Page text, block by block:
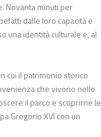
Novanta minuti per
dalle loro capacità e
una identità culturale e, al
cui il patrimonio storico
che vivono nello
il parco e scoprirne le
Gregorio XVI con un